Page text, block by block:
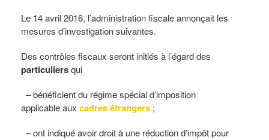
Le 14 avril 2016, l’administration fiscale annonçait les
mesures d’investigation suivantes.
Des contrôles fiscaux seront initiés à l’égard des
particuliersqui
– bénéficient du régime spécial d’imposition
applicable auxcadres étrangers ;
– ont indiqué avoir droit à une réduction d’impôt pour